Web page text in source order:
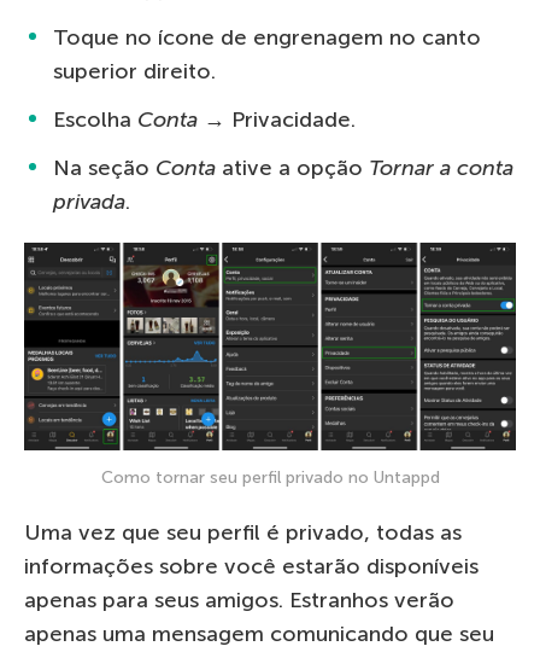
Toque no ícone de engrenagem no canto
superior direito.
Escolha Conta → Privacidade.
Na seção Conta ative a opção Tornar a conta
privada.
Como tornar seu perfil privado no Untappd
Uma vez que seu perfil é privado, todas as
informações sobre você estarão disponíveis
apenas para seus amigos. Estranhos verão
apenas uma mensagem comunicando que seu